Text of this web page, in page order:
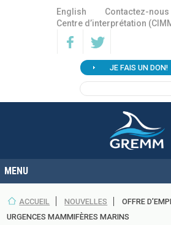
English
Contactez-nous
Centre d’interprétation
JE FAIS UN DON!
ACCUEIL NOUVELLES
OFFRE
URGENCES MAMMIFÈRES MARINS